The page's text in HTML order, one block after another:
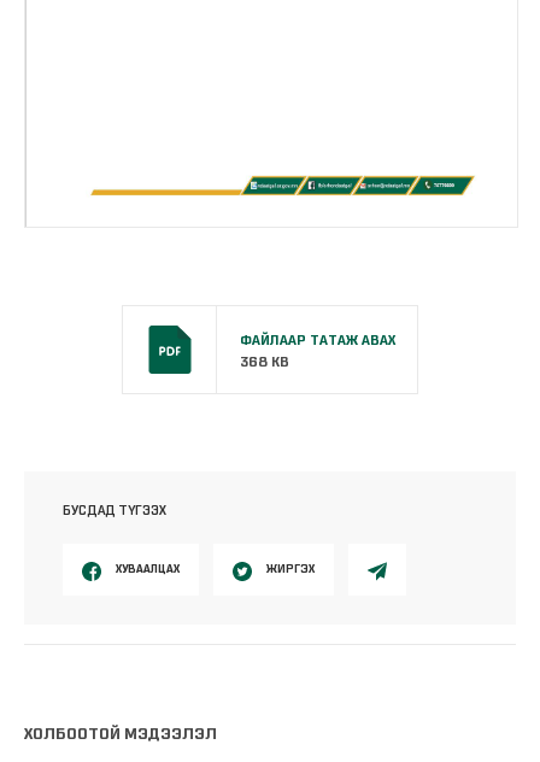
ФАЙЛААР ТАТАЖ АВАХ
368 KB
БУСДАД ТҮГЭЭХ
ХУВААЛЦАХ ЖИРГЭХ
ХОЛБООТОЙ МЭДЭЭЛЭЛ